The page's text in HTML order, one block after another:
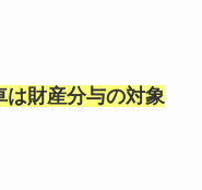
は財産分与の対象